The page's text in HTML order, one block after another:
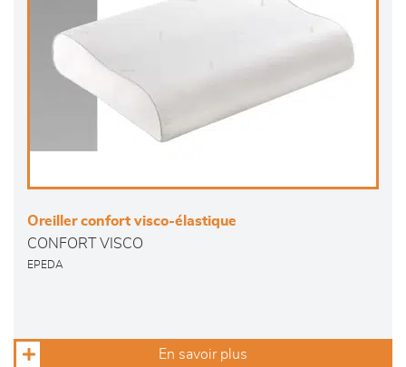
Oreiller confort visco-élastique
CONFORT VISCO
EPEDA
En savoir plus